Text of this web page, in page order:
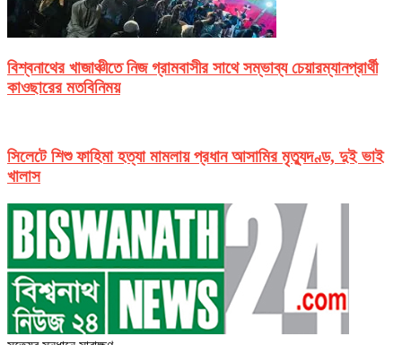
বিশ্বনাথের খাজাঞ্চীতে নিজ গ্রামবাসীর সাথে সম্ভাব্য চেয়ারম্যানপ্রার্থী
কাওছারের মতবিনিময়
সিলেটে শিশু ফাহিমা হত্যা মামলায় প্রধান আসামির মৃত্যুদণ্ড, দুই ভাই
খালাস